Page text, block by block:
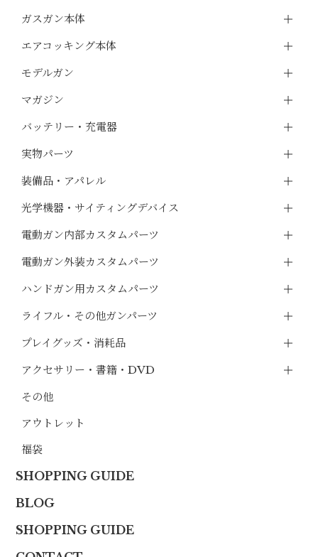
ガスガン本体
エアコッキング本体
モデルガン
マガジン
バッテリー・充電器
実物パーツ
装備品・アパレル
光学機器・サイティングデバイス
電動ガン内部カスタムパーツ
電動ガン外装カスタムパーツ
ハンドガン用カスタムパーツ
ライフル・その他ガンパーツ
プレイグッズ・消耗品
アクセサリー・書籍・DVD
その他
アウトレット
福袋
SHOPPING GUIDE
BLOG
SHOPPING GUIDE